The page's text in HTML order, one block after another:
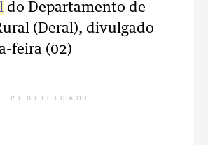
do Departamento de
(Deral), divulgado
feira (02)
PUBLICIDADE